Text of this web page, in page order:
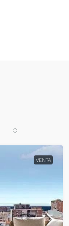
VENTA